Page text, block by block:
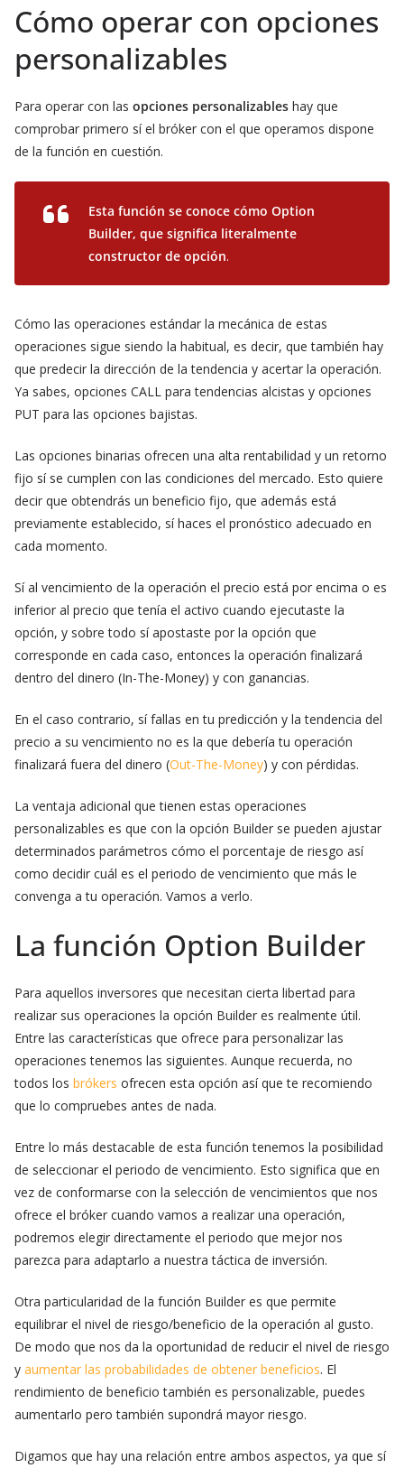
Cómo operar con opciones
personalizables
Para operar con las opciones personalizables hay que
comprobar primero sí el bróker con el que operamos dispone
de la función en cuestión.
Esta función se conoce cómo Option
Builder, que significa literalmente
constructor de opción.
Cómo las operaciones estándar la mecánica de estas
operaciones sigue siendo la habitual, es decir, que también hay
que predecir la dirección de la tendencia y acertar la operación.
Ya sabes, opciones CALL para tendencias alcistas y opciones
PUT para las opciones bajistas.
Las opciones binarias ofrecen una alta rentabilidad y un retorno
fijo sí se cumplen con las condiciones del mercado. Esto quiere
decir que obtendrás un beneficio fijo, que además está
previamente establecido, sí haces el pronóstico adecuado en
cada momento.
Sí al vencimiento de la operación el precio está por encima o es
inferior al precio que tenía el activo cuando ejecutaste la
opción, y sobre todo sí apostaste por la opción que
corresponde en cada caso, entonces la operación finalizará
dentro del dinero (In-The-Money) y con ganancias.
En el caso contrario, sí fallas en tu predicción y la tendencia del
precio a su vencimiento no es la que debería tu operación
finalizará fuera del dinero (Out-The-Money) y con pérdidas.
La ventaja adicional que tienen estas operaciones
personalizables es que con la opción Builder se pueden ajustar
determinados parámetros cómo el porcentaje de riesgo así
como decidir cuál es el periodo de vencimiento que más le
convenga a tu operación. Vamos a verlo.
La función Option Builder
Para aquellos inversores que necesitan cierta libertad para
realizar sus operaciones la opción Builder es realmente útil.
Entre las características que ofrece para personalizar las
operaciones tenemos las siguientes. Aunque recuerda, no
todos los brókers ofrecen esta opción así que te recomiendo
que lo compruebes antes de nada.
Entre lo más destacable de esta función tenemos la posibilidad
de seleccionar el periodo de vencimiento. Esto significa que en
vez de conformarse con la selección de vencimientos que nos
ofrece el bróker cuando vamos a realizar una operación,
podremos elegir directamente el periodo que mejor nos
parezca para adaptarlo a nuestra táctica de inversión.
Otra particularidad de la función Builder es que permite
equilibrar el nivel de riesgo/beneficio de la operación al gusto.
De modo que nos da la oportunidad de reducir el nivel de riesgo
y aumentar las probabilidades de obtener beneficios. El
rendimiento de beneficio también es personalizable, puedes
aumentarlo pero también supondrá mayor riesgo.
Digamos que hay una relación entre ambos aspectos, ya que sí